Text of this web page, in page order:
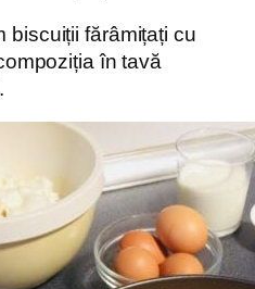
biscuiții fărâmițați cu
în tavă